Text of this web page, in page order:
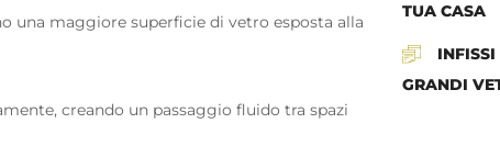
una maggiore superficie di vetro esposta alla
creando un passaggio fluido tra spazi
TUA CASA
GRANDI